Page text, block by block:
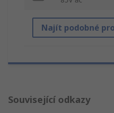
Najít podobné
Související odkazy